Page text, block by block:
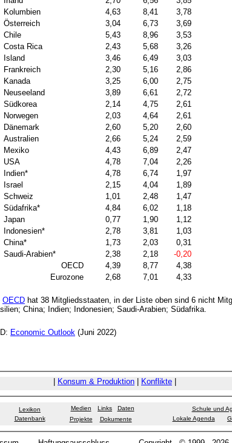
Kolumbien
4,63 8,41
3,78
Österreich
3,04 6,73
3,69
Chile
5,43 8,96
3,53
Costa Rica
2,43 5,68
3,26
Island
3,46 6,49
3,03
Frankreich
2,30 5,16
2,86
Kanada
3,25 6,00
2,75
Neuseeland
3,89 6,61
2,72
Südkorea
2,14 4,75
2,61
Norwegen
2,03 4,64
2,61
Dänemark
2,60 5,20
2,60
Australien
2,66 5,24
2,59
Mexiko
4,43 6,89
2,47
USA
4,78 7,04
2,26
Indien*
4,78 6,74
1,97
Israel
2,15 4,04
1,89
Schweiz
1,01 2,48
1,47
Südafrika*
4,84 6,02
1,18
Japan
0,77 1,90
1,12
Indonesien*
2,78 3,81
1,03
China*
1,73 2,03
0,31
Saudi-Arabien*
2,38 2,18
-0,20
OECD
4,39 8,77
4,38
Eurozone
2,68 7,01 4,33
OECD hat 38 Mitgliedsstaaten, in der Liste oben sind 6 nicht
China; Indien; Indonesien; Saudi-Arabien; Südafrika.
Economic Outlook (Juni 2022)
Konsum & Produktion Konflikte
Lexikon
Datenbank
Medien Links
Daten
Projekte
Dokumente
Schule und
Lokale Agenda